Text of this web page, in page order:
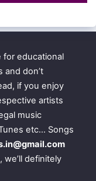
for educational
and don’t
if you enjoy
artists
music
etc… Songs
definitely